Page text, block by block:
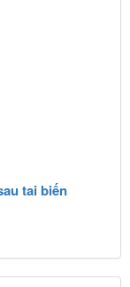
tai biến